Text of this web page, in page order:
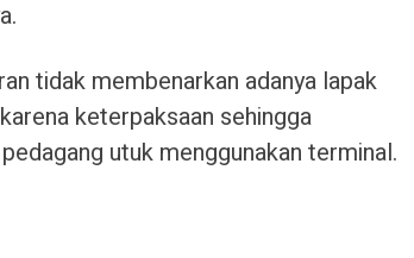
tidak membenarkan adanya lapak
keterpaksaan sehingga
utuk menggunakan terminal.